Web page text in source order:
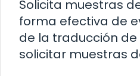
Solicita muestras
forma efectiva de
de la traducción
solicitar muestras